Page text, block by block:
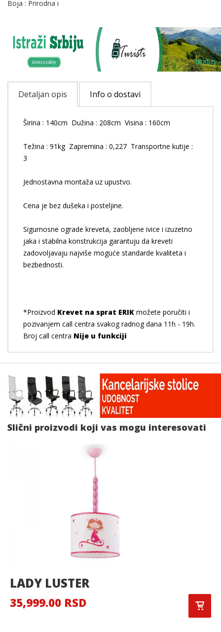
Boja : Prirodna i
Detaljan opis Info o dostavi
Širina : 140cm Dužina : 208cm Visina : 160cm
Težina : 91kg Zapremina : 0,227 Transportne kutije :
3
Jednostavna montaža uz upustvo.
Cena je bez dušeka i posteljine.
Sigurnosne ograde kreveta, zaobljene ivice i izuzetno
jaka i stabilna konstrukcija garantuju da kreveti
zadovoljavaju najviše moguće standarde kvaliteta i
bezbednosti.
*Proizvod Krevet na sprat ERIK možete poručiti i
pozivanjem call centra svakog radnog dana 11h - 19h.
Broj call centra Nije u funkciji
Slični proizvodi koji vas mogu interesovati
LADY LUSTER
35,999.00 RSD